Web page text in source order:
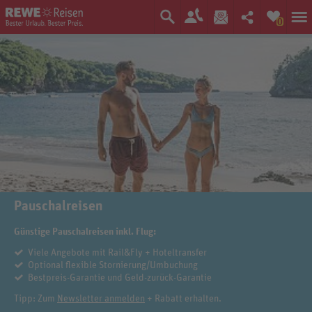
0
Pauschalreisen
Günstige Pauschalreisen inkl. Flug:
Viele Angebote mit Rail&Fly + Hoteltransfer
Optional flexible Stornierung/Umbuchung
Bestpreis-Garantie und Geld-zurück-Garantie
Tipp: Zum Newsletter anmelden + Rabatt erhalten.